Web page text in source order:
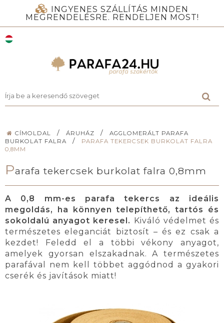
INGYENES SZÁLLÍTÁS MINDEN
MEGRENDELÉSRE. RENDELJEN MOST!
CÍMOLDAL / ÁRUHÁZ /
AGGLOMERÁLT PARAFA
BURKOLAT FALRA
/
PARAFA TEKERCSEK BURKOLAT FALRA
0,8MM
Parafa tekercsek burkolat falra 0,8mm
A 0,8 mm-es parafa tekercs az ideális
megoldás, ha könnyen telepíthető, tartós és
sokoldalú anyagot keresel.
Kiváló védelmet és
természetes eleganciát biztosít – és ez csak a
kezdet! Feledd el a többi vékony anyagot,
amelyek gyorsan elszakadnak. A természetes
parafával nem kell többet aggódnod a gyakori
cserék és javítások miatt!